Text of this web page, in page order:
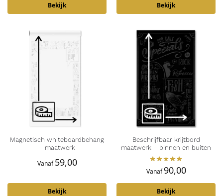
Bekijk Bekijk
Magnetisch whiteboardbehang
– maatwerk
Vanaf 59,00
Bekijk
Beschrijfbaar krijtbord
maatwerk – binnen en buiten
Vanaf 90,00
Bekijk